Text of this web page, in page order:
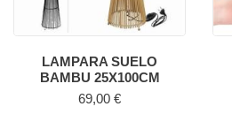
LAMPARA SUELO
BAMBU 25X100CM
Precio
69,00 €